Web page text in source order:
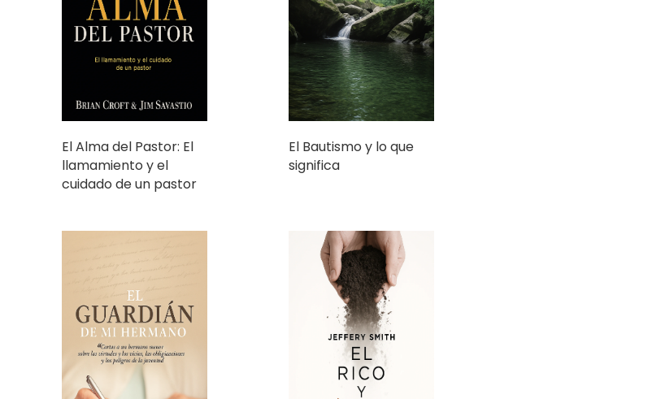
El Alma del Pastor: El
llamamiento y el
cuidado de un pastor
El Bautismo y lo que
significa